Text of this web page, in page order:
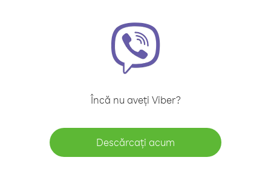
Încă nu aveți Viber?
Descărcați acum